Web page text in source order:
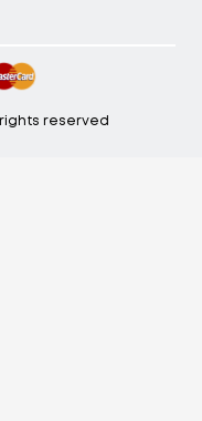
rights reserved